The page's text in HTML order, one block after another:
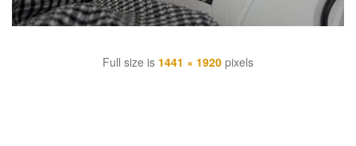
Full size is 1441 × 1920 pixels